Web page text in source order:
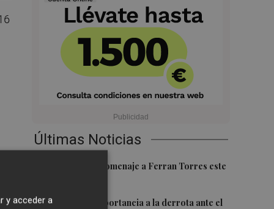
Últimas Noticias
Foios rendirá homenaje a Ferran Torres este
2Sotelo resta importancia a la derrota ante el
y acceder a